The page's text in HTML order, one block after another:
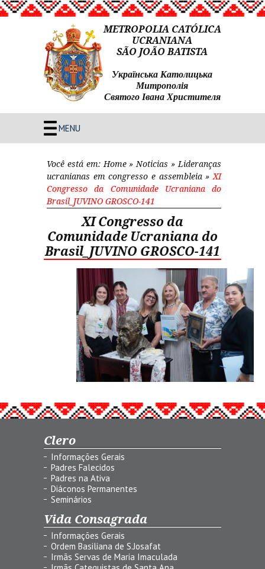
METROPOLIA CATÓLICA
UCRANIANA
SÃO JOÃO BATISTA
Українська Католицька
Митрополія
Святого Івана Христителя
MENU
Você está em: Home» Noticias » Lideranças
ucranianas em congresso e assembleia»XI
Congresso da Comunidade Ucraniana do
Brasil_JUVINO GROSCO-141
XI Congresso da
Comunidade Ucraniana do
Brasil_JUVINO GROSCO-141
Clero
Informações Gerais
Padres Falecidos
Padres na Ativa
Diáconos Permanentes
Seminários
Vida Consagrada
Informações Gerais
Ordem Basiliana de S.Josafat
Irmãs Servas de Maria Imaculada